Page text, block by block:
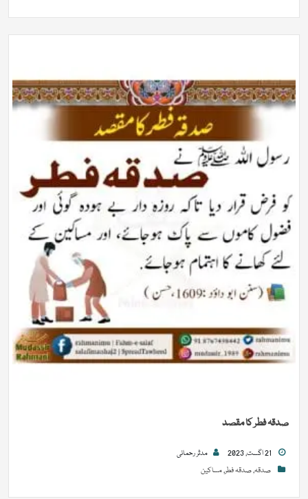
صدقہ فطر کا مقصد
مدثر رحمانی
صدقہ,صدقہ فطر,مساکین